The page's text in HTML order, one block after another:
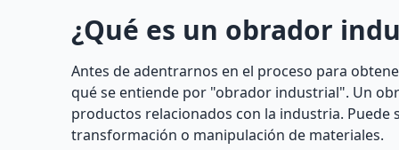
¿Qué es un obrador
Antes de adentrarnos en el proceso para
qué se entiende por "obrador industrial". Un
productos relacionados con la industria.
transformación o manipulación de materiales.